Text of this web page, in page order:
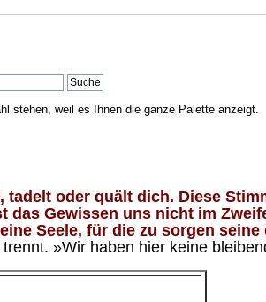
stehen, weil es Ihnen die ganze Palette anzeigt.
oder quält dich. Diese
das Gewissen uns nicht im
Seele, für die zu sorgen
»Wir haben hier keine